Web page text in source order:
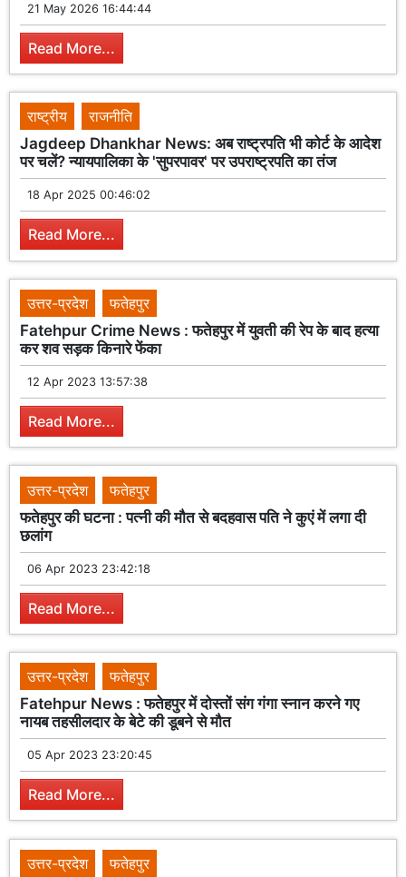
21 May 2026 16:44:44
Read More...
राष्ट्रीय
राजनीति
Jagdeep Dhankhar News: अब राष्ट्रपति भी कोर्ट के आदेश
पर चलें? न्यायपालिका के 'सुपरपावर' पर उपराष्ट्रपति का तंज
18 Apr 2025 00:46:02
Read More...
उत्तर-प्रदेश
फतेहपुर
Fatehpur Crime News : फतेहपुर में युवती की रेप के बाद हत्या
कर शव सड़क किनारे फेंका
12 Apr 2023 13:57:38
Read More...
उत्तर-प्रदेश
फतेहपुर
फतेहपुर की घटना : पत्नी की मौत से बदहवास पति ने कुएं में लगा दी
छलांग
06 Apr 2023 23:42:18
Read More...
उत्तर-प्रदेश
फतेहपुर
Fatehpur News : फतेहपुर में दोस्तों संग गंगा स्नान करने गए
नायब तहसीलदार के बेटे की डूबने से मौत
05 Apr 2023 23:20:45
Read More...
उत्तर-प्रदेश
फतेहपुर